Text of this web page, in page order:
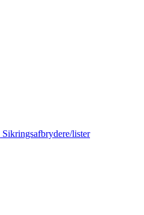
Sikringsafbrydere/lister